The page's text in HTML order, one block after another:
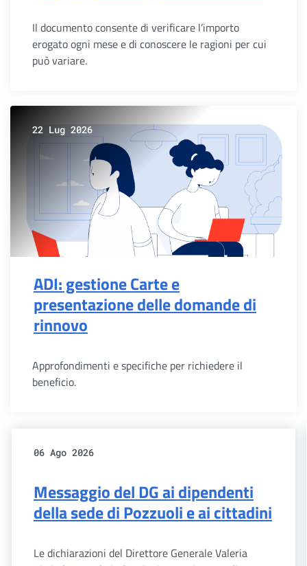
Il documento consente di verificare l’importo
erogato ogni mese e di conoscere le ragioni per cui
può variare.
22 Lug 2026
ADI: gestione Carte e
presentazione delle domande di
rinnovo
Approfondimenti e specifiche per richiedere il
beneficio.
06 Ago 2026
Messaggio del DG ai dipendenti
della sede di Pozzuoli e ai cittadini
Le dichiarazioni del Direttore Generale Valeria